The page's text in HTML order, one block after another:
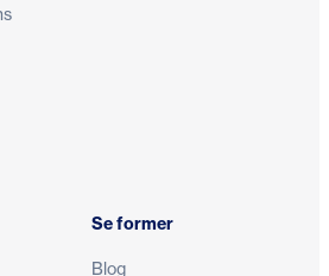
Se former
Blog